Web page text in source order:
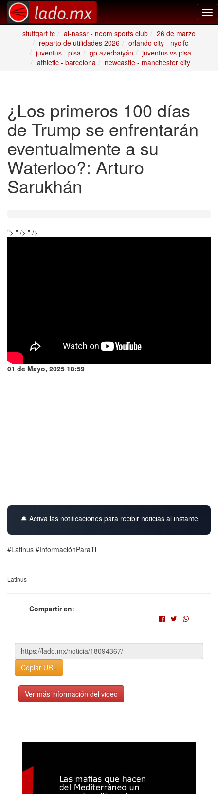
stuttgart fc
al-nassr - neom sports club
26 de marzo
reparto de utilidades 2026
orlando city - nyc fc
juventus - pisa
gp azerbaiyán
juventus vs pisa
athletic - barcelona
newcastle - manchester city
¿Los primeros 100 días
de Trump se enfrentarán
eventualmente a su
Waterloo?: Arturo
Sarukhán
"> " /> " />
01 de Mayo, 2025 18:59
🔔 Activa las notificaciones para recibir noticias al instante
#Latinus #InformaciónParaTi
Latinus
Compartir en:
Copiar URL
Ver más información del video